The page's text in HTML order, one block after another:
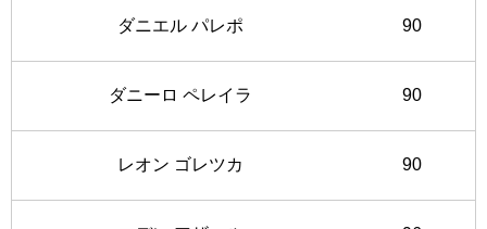
ダニエル パレポ 90
ダニーロ ペレイラ 90
レオン ゴレツカ 90